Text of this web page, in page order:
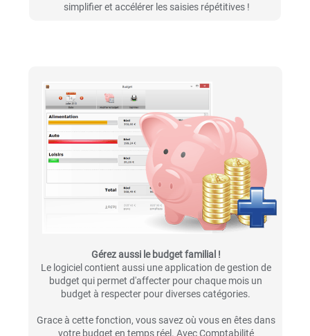
simplifier et accélérer les saisies répétitives !
Gérez aussi le budget familial !
Le logiciel contient aussi une application de gestion de
budget qui permet d'affecter pour chaque mois un
budget à respecter pour diverses catégories.
Grace à cette fonction, vous savez où vous en êtes dans
votre budget en temps réel. Avec Comptabilité